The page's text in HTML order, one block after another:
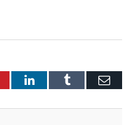
LinkedInTumblr E-